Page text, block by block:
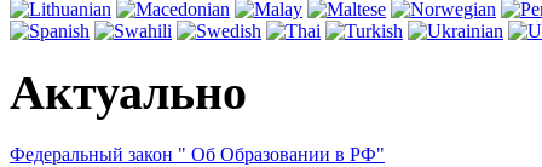
Актуально
Федеральный закон " Об Образовании в РФ"